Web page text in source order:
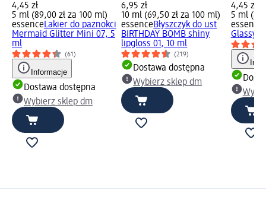
4,45 zł
5 ml (89,00 zł za 100 ml)
essenceLakier do paznokci
Mermaid Glitter Mini 07, 5
ml
(61)
Informacje
Dostawa dostępna
Wybierz sklep dm
6,95 zł
10 ml (69,50 zł za 100 ml)
essenceBłyszczyk do ust
BIRTHDAY BOMB shiny
lipgloss 01, 10 ml
(219)
Dostawa dostępna
Wybierz sklep dm
4,45 zł
5 ml
essence
Glassy